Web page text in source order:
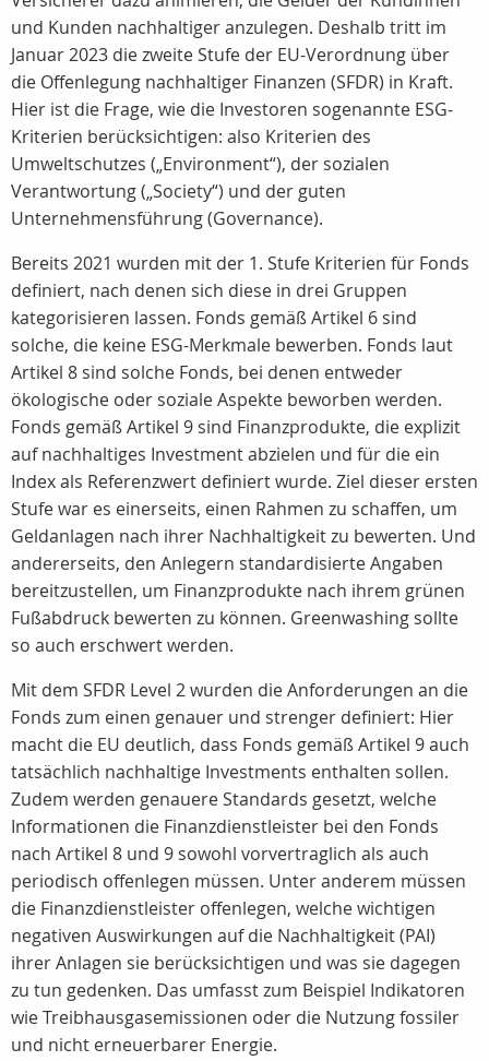
und Kunden nachhaltiger anzulegen. Deshalb tritt im
Januar 2023 die zweite Stufe der EU-Verordnung über
die Offenlegung nachhaltiger Finanzen (SFDR) in Kraft.
Hier ist die Frage, wie die Investoren sogenannte ESG-
Kriterien berücksichtigen: also Kriterien des
Umweltschutzes („Environment“), der sozialen
Verantwortung („Society“) und der guten
Unternehmensführung (Governance).
Bereits 2021 wurden mit der 1. Stufe Kriterien für Fonds
definiert, nach denen sich diese in drei Gruppen
kategorisieren lassen. Fonds gemäß Artikel 6 sind
solche, die keine ESG-Merkmale bewerben. Fonds laut
Artikel 8 sind solche Fonds, bei denen entweder
ökologische oder soziale Aspekte beworben werden.
Fonds gemäß Artikel 9 sind Finanzprodukte, die explizit
auf nachhaltiges Investment abzielen und für die ein
Index als Referenzwert definiert wurde. Ziel dieser ersten
Stufe war es einerseits, einen Rahmen zu schaffen, um
Geldanlagen nach ihrer Nachhaltigkeit zu bewerten. Und
andererseits, den Anlegern standardisierte Angaben
bereitzustellen, um Finanzprodukte nach ihrem grünen
Fußabdruck bewerten zu können. Greenwashing sollte
so auch erschwert werden.
Mit dem SFDR Level 2 wurden die Anforderungen an die
Fonds zum einen genauer und strenger definiert: Hier
macht die EU deutlich, dass Fonds gemäß Artikel 9 auch
tatsächlich nachhaltige Investments enthalten sollen.
Zudem werden genauere Standards gesetzt, welche
Informationen die Finanzdienstleister bei den Fonds
nach Artikel 8 und 9 sowohl vorvertraglich als auch
periodisch offenlegen müssen. Unter anderem müssen
die Finanzdienstleister offenlegen, welche wichtigen
negativen Auswirkungen auf die Nachhaltigkeit (PAI)
ihrer Anlagen sie berücksichtigen und was sie dagegen
zu tun gedenken. Das umfasst zum Beispiel Indikatoren
wie Treibhausgasemissionen oder die Nutzung fossiler
und nicht erneuerbarer Energie.